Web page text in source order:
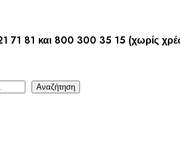
71 81 και 800 300 35 15 (χωρίς
Αναζήτηση